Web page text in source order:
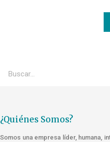
¿Quiénes Somos?
Somos una empresa líder, humana,